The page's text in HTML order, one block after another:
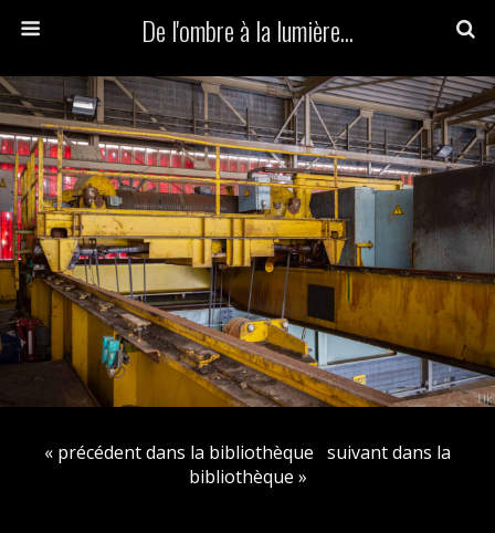
De l'ombre à la lumière...
« précédent dans la bibliothèque suivant dans la
bibliothèque »